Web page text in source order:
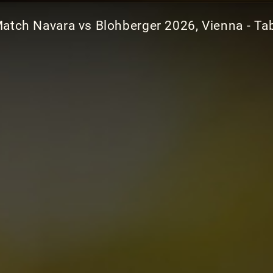
Navara vs Blohberger 2026, Vienna -